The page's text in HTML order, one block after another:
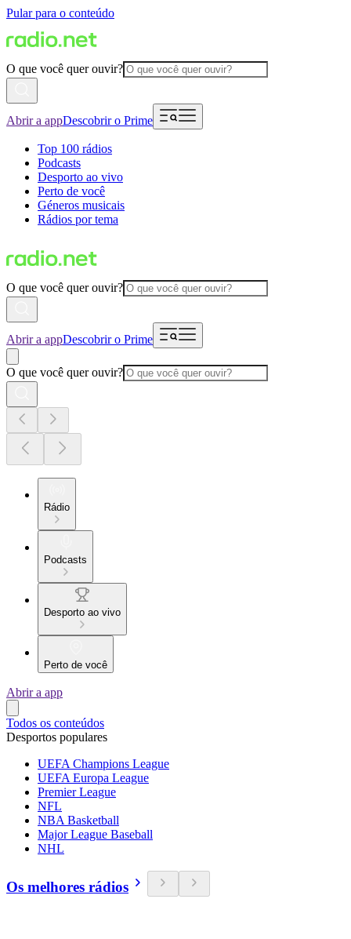
Pular para o conteúdo
O que você quer ouvir?
Abrir a appDescobrir o Prime
Top 100 rádios
Podcasts
Desporto ao vivo
Perto de você
Géneros musicais
Rádios por tema
O que você quer ouvir?
Abrir a appDescobrir o Prime
O que você quer ouvir?
Rádio
Podcasts
Desporto ao vivo
Perto de você
Abrir a app
Todos os conteúdos
Desportos populares
UEFA Champions League
UEFA Europa League
Premier League
NFL
NBA Basketball
Major League Baseball
NHL
Os melhores rádios